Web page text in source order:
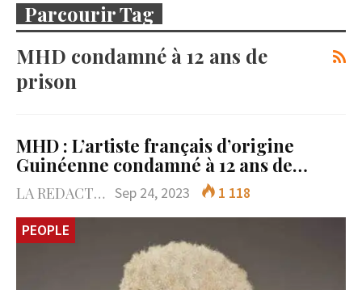
Parcourir Tag
MHD condamné à 12 ans de
prison
MHD : L’artiste français d’origine
Guinéenne condamné à 12 ans de…
LA REDACTION Sep 24, 2023
1 118
PEOPLE